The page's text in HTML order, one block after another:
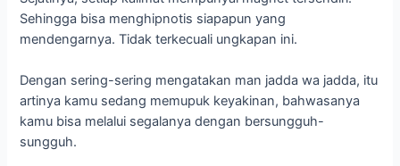
Dapat membuat kamu lebih yakin. Keyakinan ini
berupa keyakinan dalam menghadapi semua
menghalangi kamu dalam mewujudkan mimpi dan
harapan kamu. Keyakinan inilah yang akan membuat
kamu lebih kuat, lebih tenang, dan lebih siap
menghadapi segalanya.